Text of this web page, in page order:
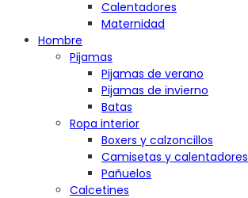
Calentadores
Maternidad
Hombre
Pijamas
Pijamas de verano
Pijamas de invierno
Batas
Ropa interior
Boxers y calzoncillos
Camisetas y calentadores
Pañuelos
Calcetines